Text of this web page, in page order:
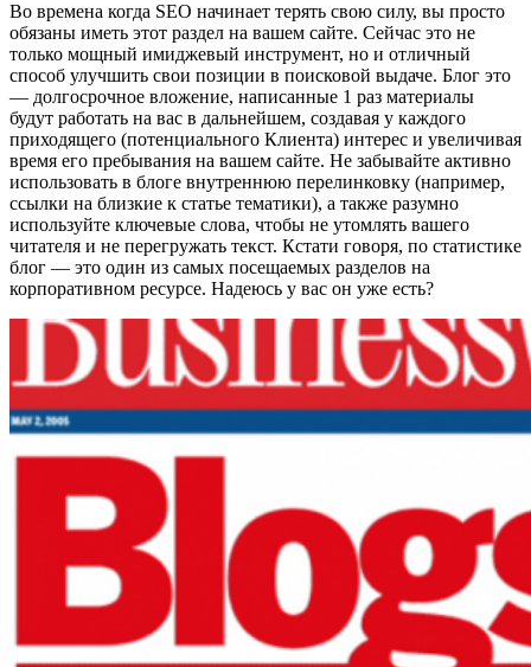
Во времена когда SEO начинает терять свою силу, вы просто
обязаны иметь этот раздел на вашем сайте. Сейчас это не
только мощный имиджевый инструмент, но и отличный
способ улучшить свои позиции в поисковой выдаче. Блог это
— долгосрочное вложение, написанные 1 раз материалы
будут работать на вас в дальнейшем, создавая у каждого
приходящего (потенциального Клиента) интерес и увеличивая
время его пребывания на вашем сайте. Не забывайте активно
использовать в блоге внутреннюю перелинковку (например,
ссылки на близкие к статье тематики), а также разумно
используйте ключевые слова, чтобы не утомлять вашего
читателя и не перегружать текст. Кстати говоря, по статистике
блог — это один из самых посещаемых разделов на
корпоративном ресурсе. Надеюсь у вас он уже есть?